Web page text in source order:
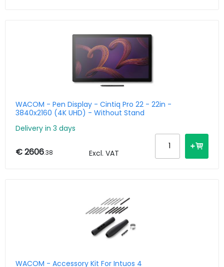
WACOM - Pen Display - Cintiq Pro 22 - 22in -
3840x2160 (4K UHD) - Without Stand
Delivery in 3 days
€ 2606.38 Excl. VAT
WACOM - Accessory Kit For Intuos 4